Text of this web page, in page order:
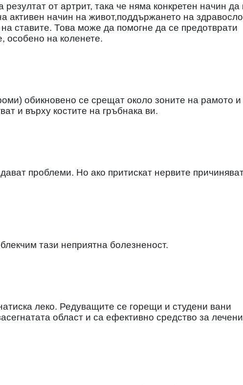
от артрит, така че няма конкретен начин да
активен начин на живот,поддържането на
ставите. Това може да помогне да се предотврати
особено на коленете.
обикновено се срещат около зоните на рамото и
и върху костите на гръбнака ви.
проблеми. Но ако притискат нервите
тази неприятна болезненост.
леко. Редуващите се горещи и студени вани
област и са ефективно средство за